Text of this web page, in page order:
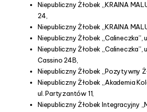
Niepubliczny Żłobek „KRAINA
24,
Niepubliczny Żłobek „KRAINA
Niepubliczny Żłobek „Calineczka”,
Niepubliczny Żłobek „Calineczka”,
Cassino 24B,
Niepubliczny Żłobek „Pozytywny
Niepubliczny Żłobek „Akademia
ul. Partyzantów 11,
Niepubliczny Żłobek Integracyjny